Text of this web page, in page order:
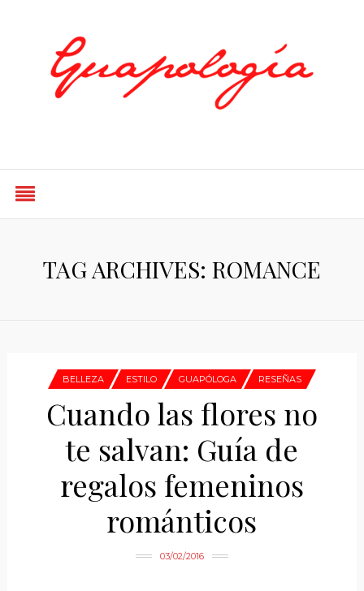
TAG ARCHIVES: ROMANCE
BELLEZA ESTILO GUAPÓLOGA RESEÑAS
Cuando las flores no
te salvan: Guía de
regalos femeninos
románticos
03/02/2016